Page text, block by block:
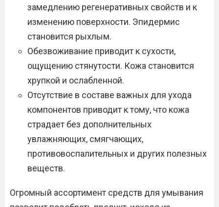
замедлению регенеративных свойств и к
изменению поверхности. Эпидермис
становится рыхлым.
Обезвоживание приводит к сухости,
ощущению стянутости. Кожа становится
хрупкой и ослабленной.
Отсутствие в составе важных для ухода
компонентов приводит к тому, что кожа
страдает без дополнительных
увлажняющих, смягчающих,
противовоспалительных и других полезных
веществ.
Огромный ассортимент средств для умывания